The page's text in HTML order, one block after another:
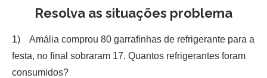
Resolva as situações problema
1) Amália comprou 80 garrafinhas de refrigerante para a
festa, no final sobraram 17. Quantos refrigerantes foram
consumidos?